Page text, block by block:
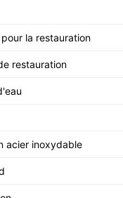
la restauration
restauration
acier inoxydable